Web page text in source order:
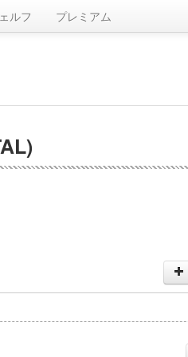
ルフ プレミアム